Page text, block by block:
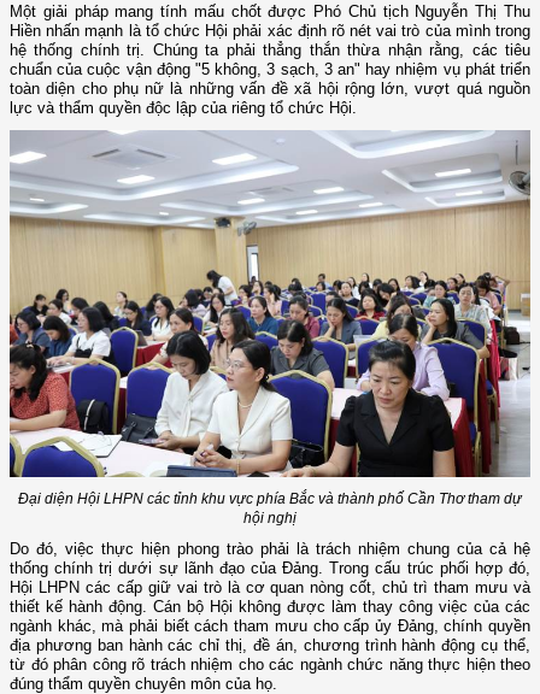
Một giải pháp mang tính mấu chốt được Phó Chủ tịch Nguyễn Thị Thu
Hiền nhấn mạnh là tổ chức Hội phải xác định rõ nét vai trò của mình trong
hệ thống chính trị. Chúng ta phải thẳng thắn thừa nhận rằng, các tiêu
chuẩn của cuộc vận động "5 không, 3 sạch, 3 an" hay nhiệm vụ phát triển
toàn diện cho phụ nữ là những vấn đề xã hội rộng lớn, vượt quá nguồn
lực và thẩm quyền độc lập của riêng tổ chức Hội.
Đại diện Hội LHPN các tỉnh khu vực phía Bắc và thành phố Cần Thơ tham dự
hội nghị
Do đó, việc thực hiện phong trào phải là trách nhiệm chung của cả hệ
thống chính trị dưới sự lãnh đạo của Đảng. Trong cấu trúc phối hợp đó,
Hội LHPN các cấp giữ vai trò là cơ quan nòng cốt, chủ trì tham mưu và
thiết kế hành động. Cán bộ Hội không được làm thay công việc của các
ngành khác, mà phải biết cách tham mưu cho cấp ủy Đảng, chính quyền
địa phương ban hành các chỉ thị, đề án, chương trình hành động cụ thể,
từ đó phân công rõ trách nhiệm cho các ngành chức năng thực hiện theo
đúng thẩm quyền chuyên môn của họ.